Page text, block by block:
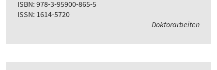
ISBN: 978-3-95900-865-5
ISSN: 1614-5720
Doktorarbeiten